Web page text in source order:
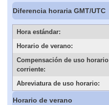
Diferencia horaria GMT/UTC
Hora estándar:
Horario de verano:
Compensación de uso horario
corriente:
Abreviatura de uso horario:
Horario de verano